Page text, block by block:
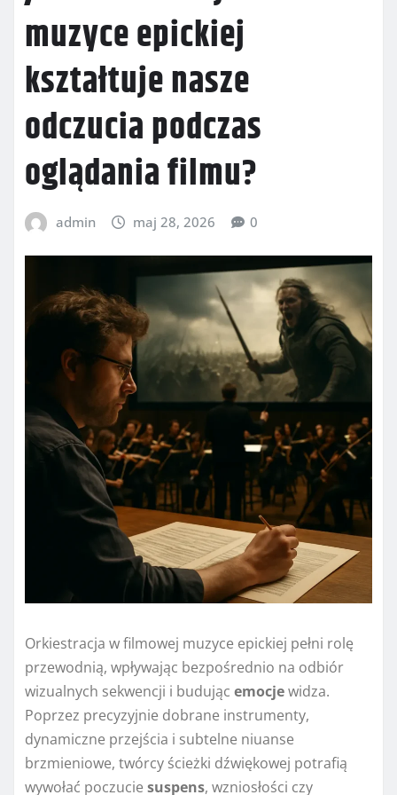
muzyce epickiej
kształtuje nasze
odczucia podczas
oglądania filmu?
admin maj 28, 2026 0
Orkiestracja w filmowej muzyce epickiej pełni rolę
przewodnią, wpływając bezpośrednio na odbiór
wizualnych sekwencji i budując emocjewidza.
Poprzez precyzyjnie dobrane instrumenty,
dynamiczne przejścia i subtelne niuanse
brzmieniowe, twórcy ścieżki dźwiękowej potrafią
wywołać poczucie suspens, wzniosłości czy